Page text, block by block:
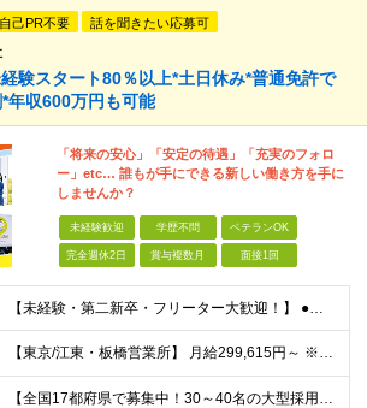
自己PR不要 話を聞きたい応募可
験スタート80％以上*土日休み*普通免許で
年収600万円も可能
「将来の安心」「安定の待遇」「充実のフォロ
ー」etc… 誰もが手にできる新しい働き方を手に
しませんか？
未経験歓迎 学歴不問 ベテランOK
完全週休2日 賞与複数月 面接1回
【未経験・第二新卒・フリーター大歓迎！】 ●普通自動車免許をお持ちの方（AT限定可） ※学歴不問 ★人物重視の採用です！これまでの経験は一切不問。「運転が好き」「安定した会社で長く働きたい」という方
【東京/江東・板橋営業所】 月給299,615円～ ※固定残業45h分/月74,115円～を含む 【その他東京・神奈川】 月給283,655円～ ※固定残業45h分/月70,155円~を含む 【大
【全国17都府県で募集中！30～40名の大型採用です♪】 ★転勤はありません ★U・Iターンも歓迎しています ★勤務地の指定OK！ぜひご相談ください ★車・バイク通勤OK（駐車場完備） ＜下記拠点に